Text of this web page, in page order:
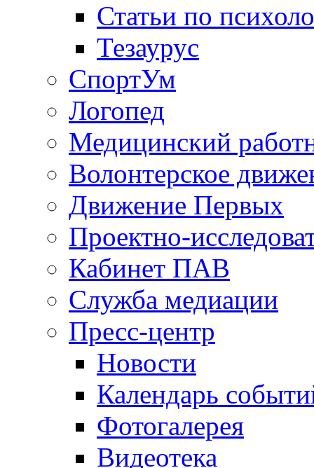
Статьи по
Тезаурус
СпортУм
Логопед
Медицинский
Волонтерское
Движение Первых
Проектно-
Кабинет ПАВ
Служба медиации
Пресс-центр
Новости
Календарь
Фотогалерея
Видеотека